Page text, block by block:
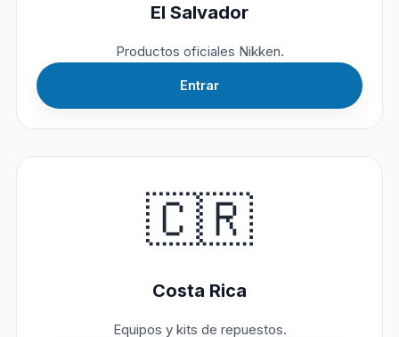
El Salvador
Productos oficiales Nikken.
Entrar
🇨🇷
Costa Rica
Equipos y kits de repuestos.